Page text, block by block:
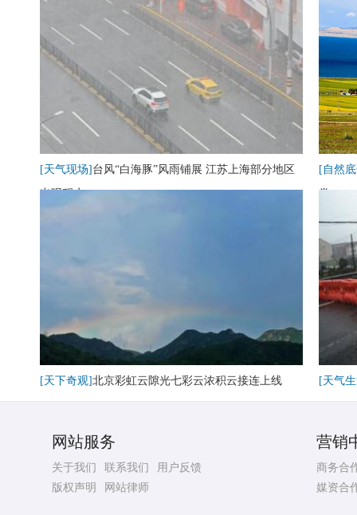
[天气现场] 台风“白海豚”风雨铺展 江苏上海部分地区
出现积水
[自然
卷
[天下奇观]北京彩虹云隙光七彩云浓积云接连上线 [天气
网站服务
关于我们 联系我们
用户反馈
版权声明
网站律师
营销
商务合
媒资合